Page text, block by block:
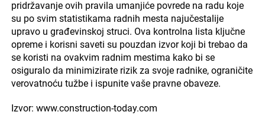
pridržavanje ovih pravila umanjiće povrede na radu koje
su po svim statistikama radnih mesta najučestalije
upravo u građevinskoj struci. Ova kontrolna lista ključne
opreme i korisni saveti su pouzdan izvor koji bi trebao da
se koristi na ovakvim radnim mestima kako bi se
osiguralo da minimizirate rizik za svoje radnike, ograničite
verovatnoću tužbe i ispunite vaše pravne obaveze.
Izvor: www.construction-today.com